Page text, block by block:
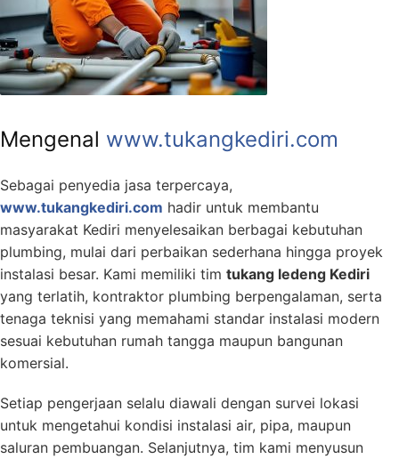
Mengenal www.tukangkediri.com
Sebagai penyedia jasa terpercaya,
www.tukangkediri.com hadir untuk membantu
masyarakat Kediri menyelesaikan berbagai kebutuhan
plumbing, mulai dari perbaikan sederhana hingga proyek
instalasi besar. Kami memiliki tim tukang ledeng Kediri
yang terlatih, kontraktor plumbing berpengalaman, serta
tenaga teknisi yang memahami standar instalasi modern
sesuai kebutuhan rumah tangga maupun bangunan
komersial.
Setiap pengerjaan selalu diawali dengan survei lokasi
untuk mengetahui kondisi instalasi air, pipa, maupun
saluran pembuangan. Selanjutnya, tim kami menyusun